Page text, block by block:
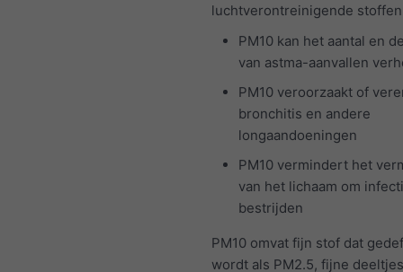
luchtverontreinigende
PM10 kan het aantal en
van astma-aanvallen
PM10 veroorzaakt of
bronchitis en andere
longaandoeningen
PM10 vermindert het
van het lichaam om
bestrijden
PM10 omvat fijn stof dat
wordt als PM2.5, fijne